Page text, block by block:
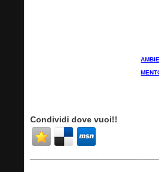
Condividi dove vuoi!!